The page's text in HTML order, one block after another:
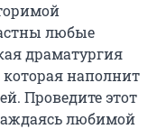
любые
драматургия
наполнит
Проведите этот
любимой